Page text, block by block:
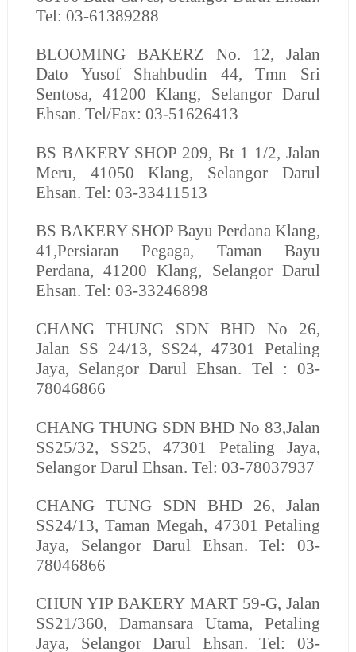
Tel: 03-61389288
BLOOMING BAKERZ No. 12, Jalan
Dato Yusof Shahbudin 44, Tmn Sri
Sentosa, 41200 Klang, Selangor Darul
Ehsan. Tel/Fax: 03-51626413
BS BAKERY SHOP 209, Bt 1 1/2, Jalan
Meru, 41050 Klang, Selangor Darul
Ehsan. Tel: 03-33411513
BS BAKERY SHOPBayu Perdana Klang,
41,Persiaran Pegaga, Taman Bayu
Perdana, 41200 Klang, Selangor Darul
Ehsan. Tel: 03-33246898
CHANG THUNG SDN BHD No 26,
Jalan SS 24/13, SS24, 47301 Petaling
Jaya, Selangor Darul Ehsan. Tel : 03-
78046866
CHANG THUNG SDN BHD No 83,Jalan
SS25/32, SS25, 47301 Petaling Jaya,
Selangor Darul Ehsan. Tel: 03-78037937
CHANG TUNG SDN BHD 26, Jalan
SS24/13, Taman Megah, 47301 Petaling
Jaya, Selangor Darul Ehsan. Tel: 03-
78046866
CHUN YIP BAKERY MART59-G, Jalan
SS21/360, Damansara Utama, Petaling
Jaya, Selangor Darul Ehsan. Tel: 03-